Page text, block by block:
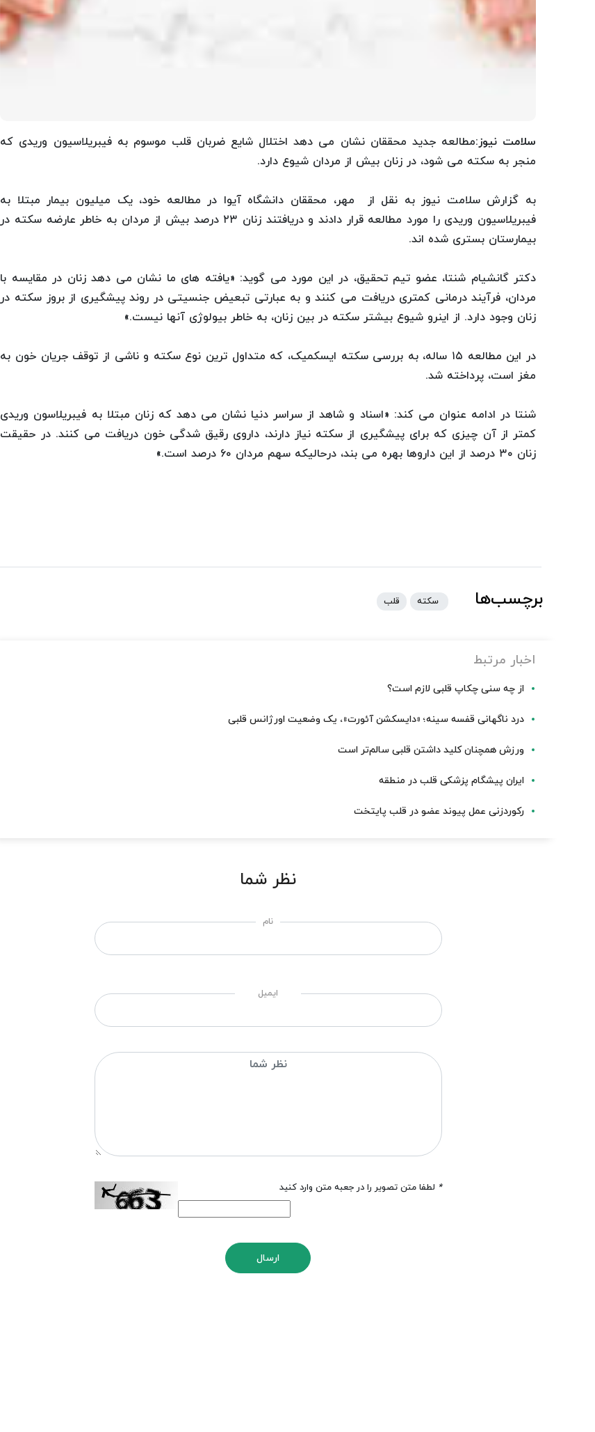
سلامت نیوز:مطالعه جدید محققان نشان می دهد اختلال شایع ضربان قلب موسوم به فیبریلاسیون وریدی که
منجر به سکته می شود، در زنان بیش از مردان شیوع دارد.
به گزارش سلامت نیوز به نقل از مهر، محققان دانشگاه آیوا در مطالعه خود، یک میلیون بیمار مبتلا به
فیبریلاسیون وریدی را مورد مطالعه قرار دادند و دریافتند زنان ۲۳ درصد بیش از مردان به خاطر عارضه سکته در
بیمارستان بستری شده اند.
دکتر گانشیام شنتا، عضو تیم تحقیق، در این مورد می گوید: «یافته های ما نشان می دهد زنان در مقایسه با
مردان، فرآیند درمانی کمتری دریافت می کنند و به عبارتی تبعیض جنسیتی در روند پیشگیری از بروز سکته در
زنان وجود دارد. از اینرو شیوع بیشتر سکته در بین زنان، به خاطر بیولوژی آنها نیست.»
در این مطالعه ۱۵ ساله، به بررسی سکته ایسکمیک، که متداول ترین نوع سکته و ناشی از توقف جریان خون به
مغز است، پرداخته شد.
شنتا در ادامه عنوان می کند: «اسناد و شاهد از سراسر دنیا نشان می دهد که زنان مبتلا به فیبریلاسون وریدی
کمتر از آن چیزی که برای پیشگیری از سکته نیاز دارند، داروی رقیق شدگی خون دریافت می کنند. در حقیقت
زنان ۳۰ درصد از این داروها بهره می بند، درحالیکه سهم مردان ۶۰ درصد است.»
برچسب‌ها ‌ سکته قلب
اخبار مرتبط
از چه سنی چکاپ قلبی لازم است؟
درد ناگهانی قفسه سینه؛ «دایسکشن آئورت»، یک وضعیت اورژانس قلبی
ورزش همچنان کلید داشتن قلبی سالم‌تر است
ایران پیشگام پزشکی قلب در منطقه
رکوردزنی عمل پیوند عضو در قلب پایتخت
نظر شما
نام
ایمیل
* لطفا متن تصویر را در جعبه متن وارد کنید
ارسال